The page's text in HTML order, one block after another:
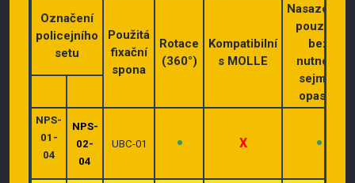
Označení
policejního
setu
Použitá
fixační
spona
Rotace
(360°)
Kompatibilní
s MOLLE
Nasazování
pouzdra
bez
nutnosti
sejmutí
opasku
NPS-
01 -
04
NPS-
02-
04
UBC-01 • X •